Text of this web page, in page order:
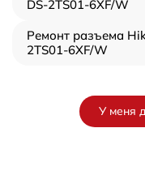
DS-2TS01-6XF/W
Ремонт разъема
2TS01-6XF/W
У меня